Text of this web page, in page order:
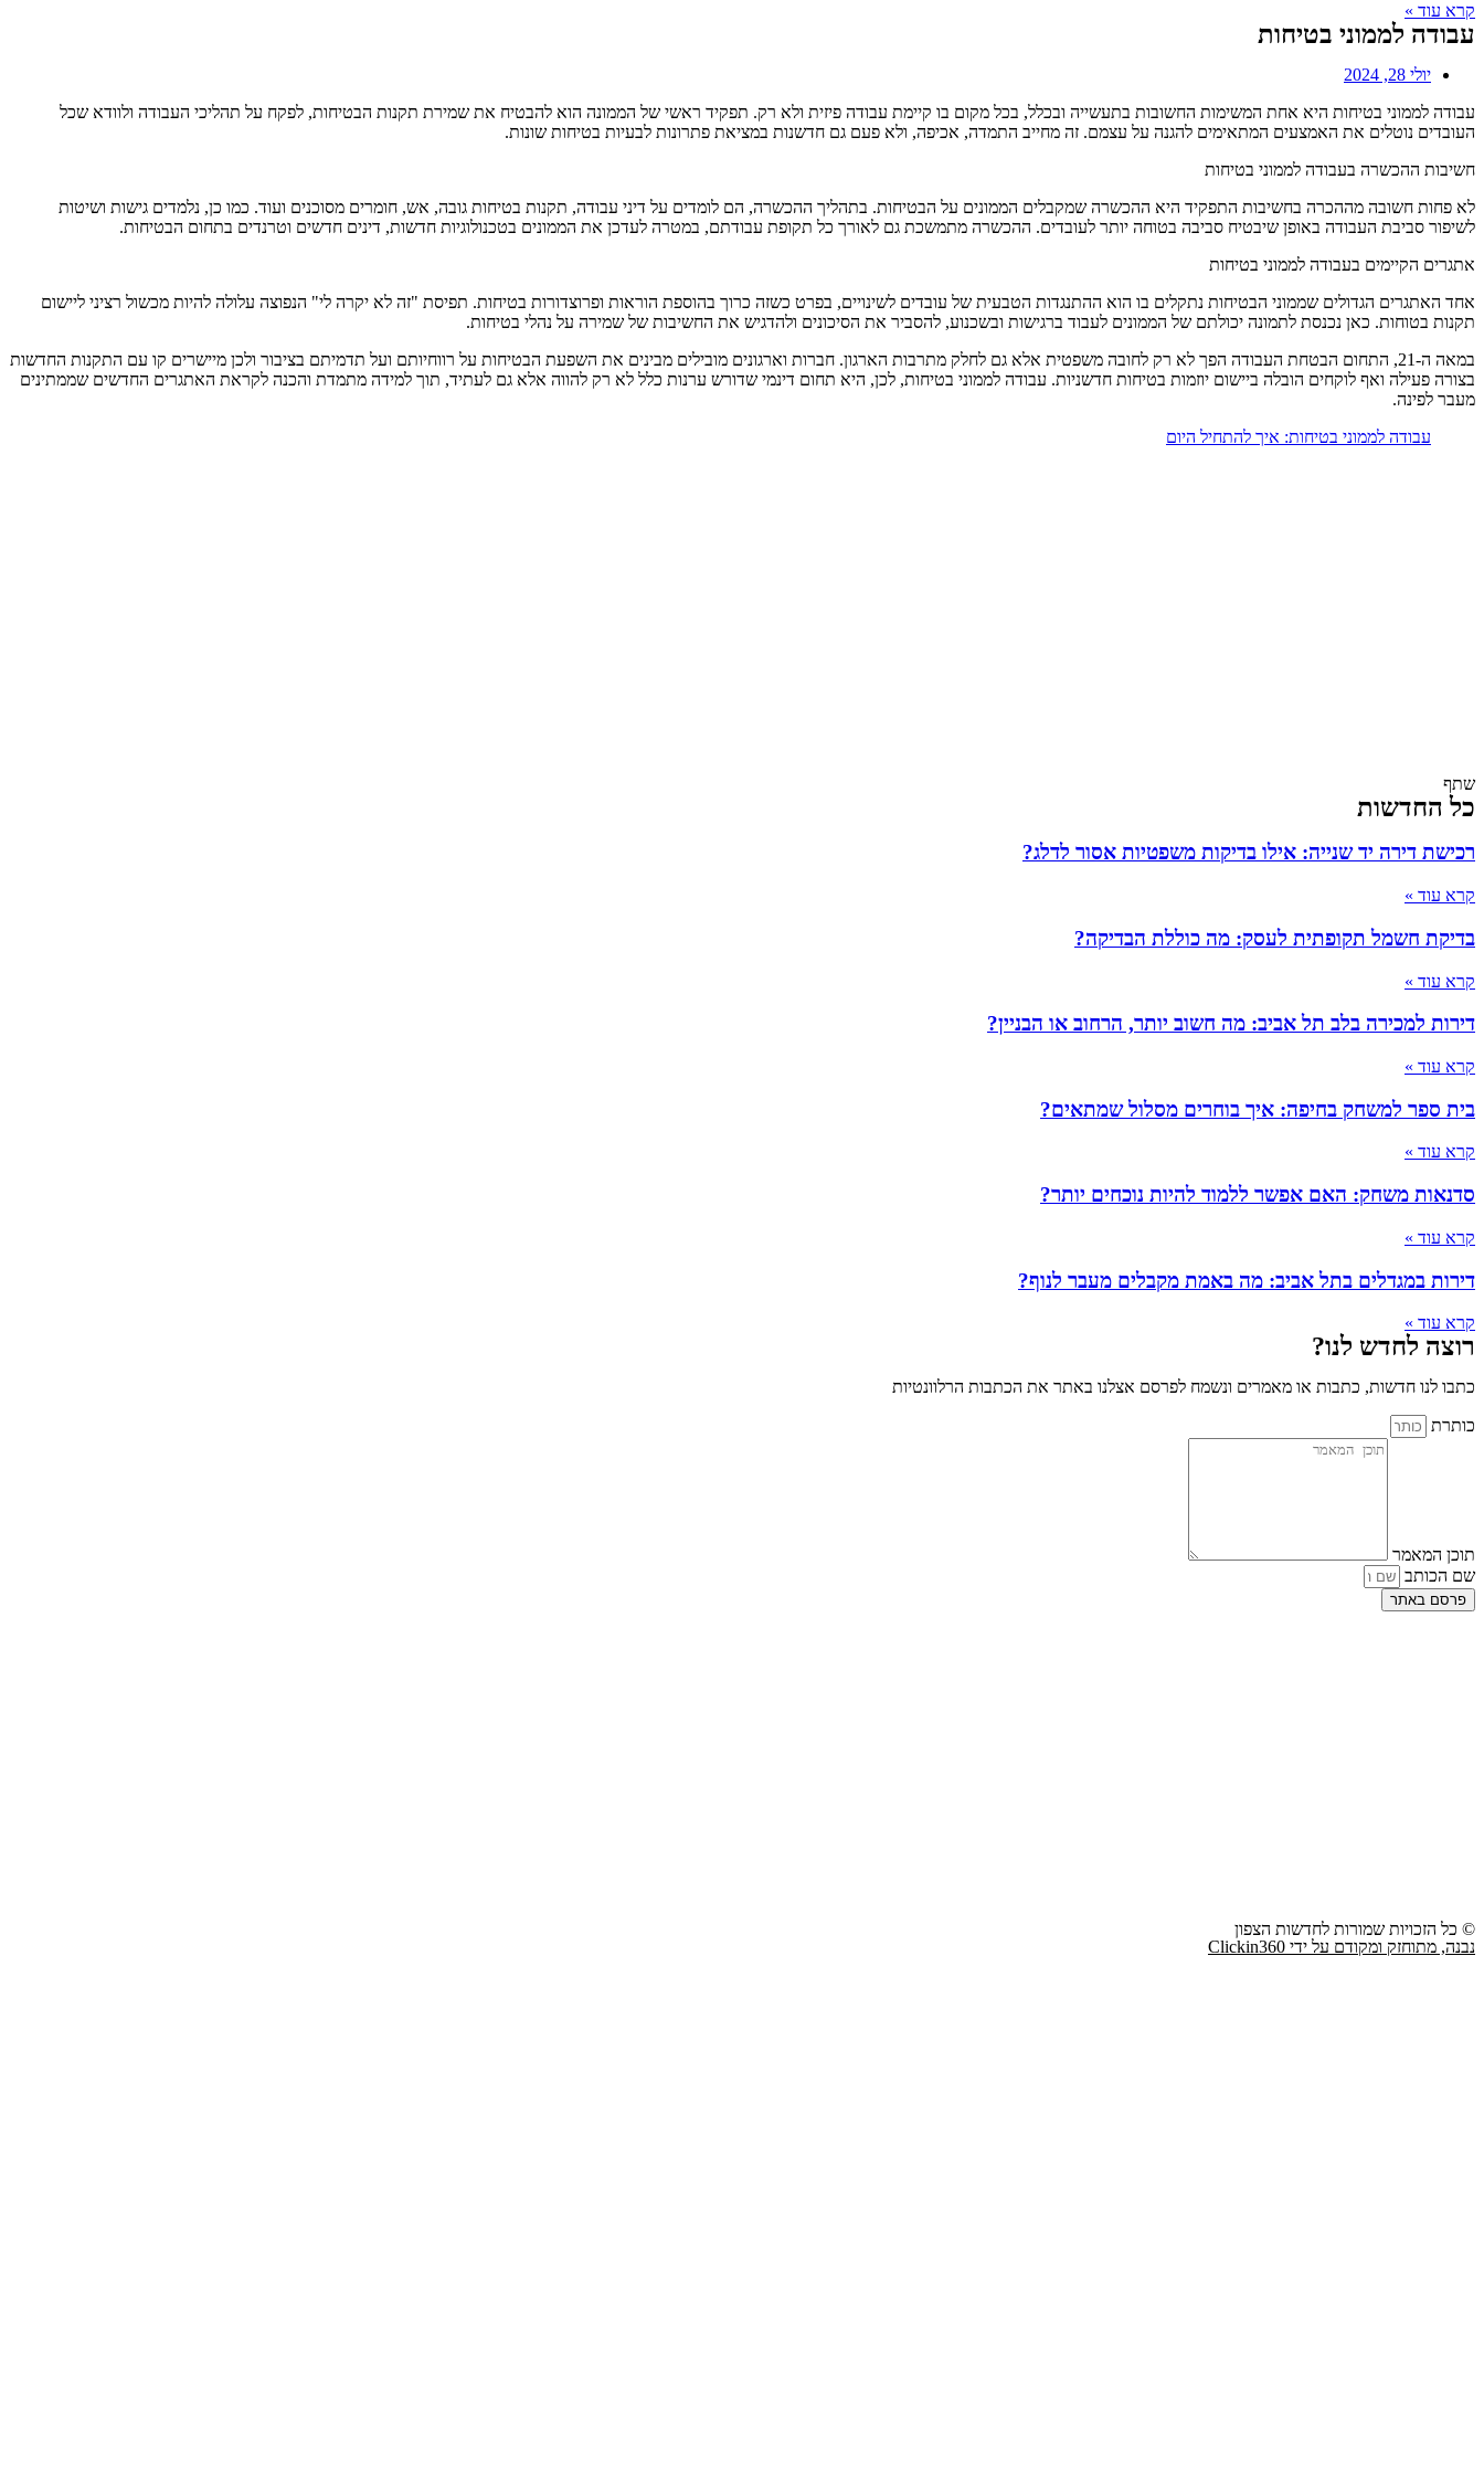
קרא עוד »
עבודה לממוני בטיחות
יולי 28, 2024
עבודה לממוני בטיחות היא אחת המשימות החשובות בתעשייה ובכלל, בכל מקום בו קיימת עבודה פיזית ולא רק. תפקיד ראשי של הממונה הוא להבטיח את שמירת תקנות הבטיחות, לפקח על תהליכי העבודה ולוודא שכל
העובדים נוטלים את האמצעים המתאימים להגנה על עצמם. זה מחייב התמדה, אכיפה, ולא פעם גם חדשנות במציאת פתרונות לבעיות בטיחות שונות.
חשיבות ההכשרה בעבודה לממוני בטיחות
לא פחות חשובה מההכרה בחשיבות התפקיד היא ההכשרה שמקבלים הממונים על הבטיחות. בתהליך ההכשרה, הם לומדים על דיני עבודה, תקנות בטיחות גובה, אש, חומרים מסוכנים ועוד. כמו כן, נלמדים גישות ושיטות
לשיפור סביבת העבודה באופן שיבטיח סביבה בטוחה יותר לעובדים. ההכשרה מתמשכת גם לאורך כל תקופת עבודתם, במטרה לעדכן את הממונים בטכנולוגיות חדשות, דינים חדשים וטרנדים בתחום הבטיחות.
אתגרים הקיימים בעבודה לממוני בטיחות
אחד האתגרים הגדולים שממוני הבטיחות נתקלים בו הוא ההתנגדות הטבעית של עובדים לשינויים, בפרט כשזה כרוך בהוספת הוראות ופרוצדורות בטיחות. תפיסת "זה לא יקרה לי" הנפוצה עלולה להיות מכשול רציני ליישום
תקנות בטוחות. כאן נכנסת לתמונה יכולתם של הממונים לעבוד ברגישות ובשכנוע, להסביר את הסיכונים ולהדגיש את החשיבות של שמירה על נהלי בטיחות.
במאה ה-21, התחום הבטחת העבודה הפך לא רק לחובה משפטית אלא גם לחלק מתרבות הארגון. חברות וארגונים מובילים מבינים את השפעת הבטיחות על רווחיותם ועל תדמיתם בציבור ולכן מיישרים קו עם התקנות החדשות
בצורה פעילה ואף לוקחים הובלה ביישום יוזמות בטיחות חדשניות. עבודה לממוני בטיחות, לכן, היא תחום דינמי שדורש ערנות כלל לא רק להווה אלא גם לעתיד, תוך למידה מתמדת והכנה לקראת האתגרים החדשים שממתינים
מעבר לפינה.
עבודה לממוני בטיחות: איך להתחיל היום
שתף
כל החדשות
רכישת דירה יד שנייה: אילו בדיקות משפטיות אסור לדלג?
קרא עוד »
בדיקת חשמל תקופתית לעסק: מה כוללת הבדיקה?
קרא עוד »
דירות למכירה בלב תל אביב: מה חשוב יותר, הרחוב או הבניין?
קרא עוד »
בית ספר למשחק בחיפה: איך בוחרים מסלול שמתאים?
קרא עוד »
סדנאות משחק: האם אפשר ללמוד להיות נוכחים יותר?
קרא עוד »
דירות במגדלים בתל אביב: מה באמת מקבלים מעבר לנוף?
קרא עוד »
רוצה לחדש לנו?
כתבו לנו חדשות, כתבות או מאמרים ונשמח לפרסם אצלנו באתר את הכתבות הרלוונטיות
כותרת
תוכן המאמר
שם הכותב
פרסם באתר
© כל הזכויות שמורות לחדשות הצפון
נבנה, מתוחזק ומקודם על ידי Clickin360